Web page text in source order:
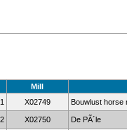
Mill
1
X02749 Bouwlust horse
2 X02750 De PÃ´le